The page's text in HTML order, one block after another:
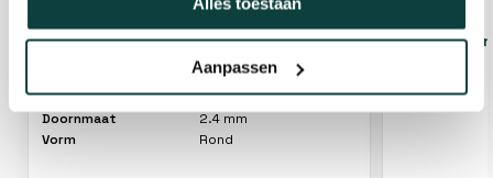
Aanpassen
Kibani maaidraad bosmaaier 100mtr
Afmeting stift
8x8mm
Doornmaat
2.4 mm
Vorm
Rond
Kibani